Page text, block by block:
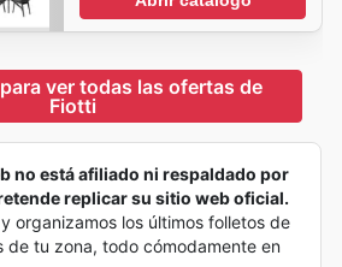
ver todas las ofertas de
Fiotti
no está afiliado ni respaldado por
replicar su sitio web oficial.
organizamos los últimos folletos de
de tu zona, todo cómodamente en